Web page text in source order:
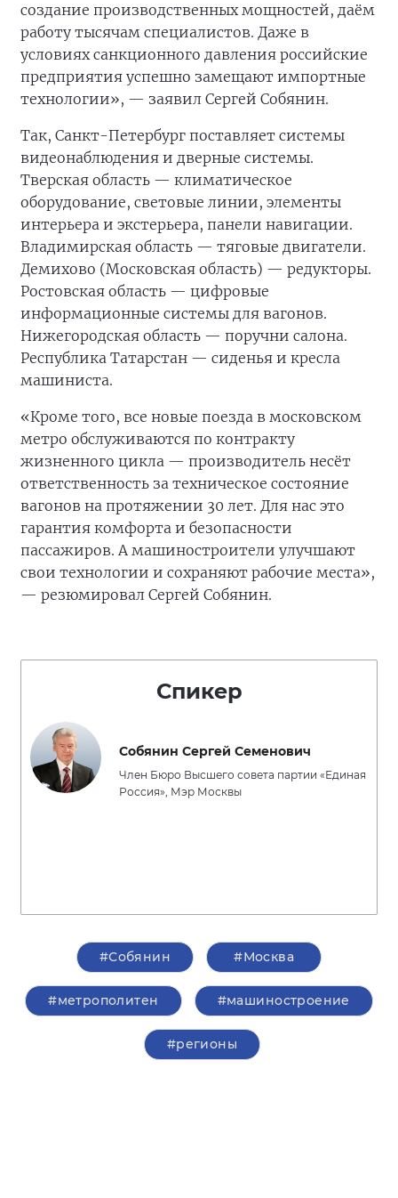
создание производственных мощностей, даём
работу тысячам специалистов. Даже в
условиях санкционного давления российские
предприятия успешно замещают импортные
технологии», — заявил Сергей Собянин.
Так, Санкт-Петербург поставляет системы
видеонаблюдения и дверные системы.
Тверская область — климатическое
оборудование, световые линии, элементы
интерьера и экстерьера, панели навигации.
Владимирская область — тяговые двигатели.
Демихово (Московская область) — редукторы.
Ростовская область — цифровые
информационные системы для вагонов.
Нижегородская область — поручни салона.
Республика Татарстан — сиденья и кресла
машиниста.
«Кроме того, все новые поезда в московском
метро обслуживаются по контракту
жизненного цикла — производитель несёт
ответственность за техническое состояние
вагонов на протяжении 30 лет. Для нас это
гарантия комфорта и безопасности
пассажиров. А машиностроители улучшают
свои технологии и сохраняют рабочие места»,
— резюмировал Сергей Собянин.
Спикер
Собянин Сергей Семенович
Член Бюро Высшего совета партии «Единая
Россия», Мэр Москвы
#Собянин #Москва
#метрополитен #машиностроение
#регионы